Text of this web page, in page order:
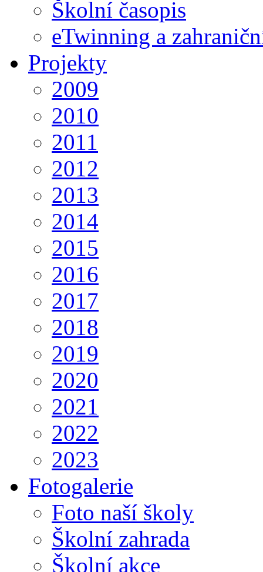
Školní časopis
eTwinning a
Projekty
2009
2010
2011
2012
2013
2014
2015
2016
2017
2018
2019
2020
2021
2022
2023
Fotogalerie
Foto naší školy
Školní zahrada
Školní akce